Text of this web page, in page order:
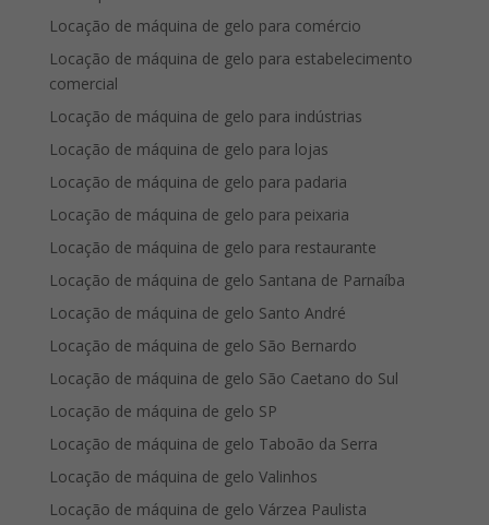
Locação de máquina de gelo para comércio
Locação de máquina de gelo para estabelecimento
comercial
Locação de máquina de gelo para indústrias
Locação de máquina de gelo para lojas
Locação de máquina de gelo para padaria
Locação de máquina de gelo para peixaria
Locação de máquina de gelo para restaurante
Locação de máquina de gelo Santana de Parnaíba
Locação de máquina de gelo Santo André
Locação de máquina de gelo São Bernardo
Locação de máquina de gelo São Caetano do Sul
Locação de máquina de gelo SP
Locação de máquina de gelo Taboão da Serra
Locação de máquina de gelo Valinhos
Locação de máquina de gelo Várzea Paulista